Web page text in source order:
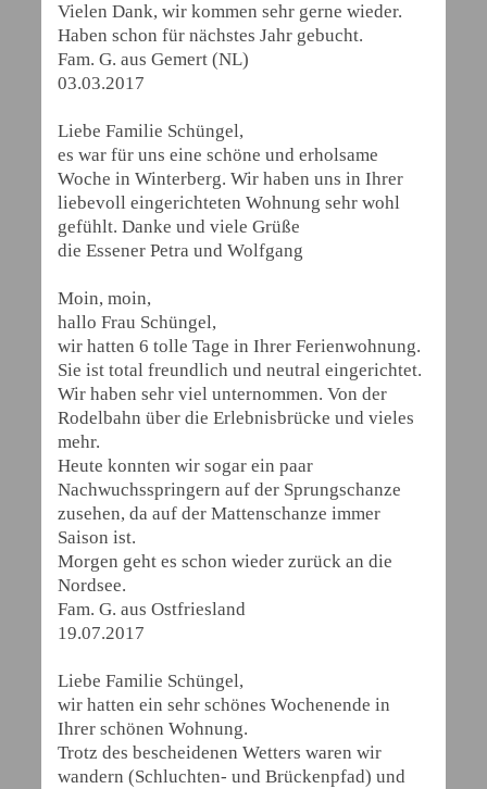
Vielen Dank, wir kommen sehr gerne wieder.
Haben schon für nächstes Jahr gebucht.
Fam. G. aus Gemert (NL)
03.03.2017
Liebe Familie Schüngel,
es war für uns eine schöne und erholsame
Woche in Winterberg. Wir haben uns in Ihrer
liebevoll eingerichteten Wohnung sehr wohl
gefühlt. Danke und viele Grüße
die Essener Petra und Wolfgang
Moin, moin,
hallo Frau Schüngel,
wir hatten 6 tolle Tage in Ihrer Ferienwohnung.
Sie ist total freundlich und neutral eingerichtet.
Wir haben sehr viel unternommen. Von der
Rodelbahn über die Erlebnisbrücke und vieles
mehr.
Heute konnten wir sogar ein paar
Nachwuchsspringern auf der Sprungschanze
zusehen, da auf der Mattenschanze immer
Saison ist.
Morgen geht es schon wieder zurück an die
Nordsee.
Fam. G. aus Ostfriesland
19.07.2017
Liebe Familie Schüngel,
wir hatten ein sehr schönes Wochenende in
Ihrer schönen Wohnung.
Trotz des bescheidenen Wetters waren wir
wandern (Schluchten- und Brückenpfad) und